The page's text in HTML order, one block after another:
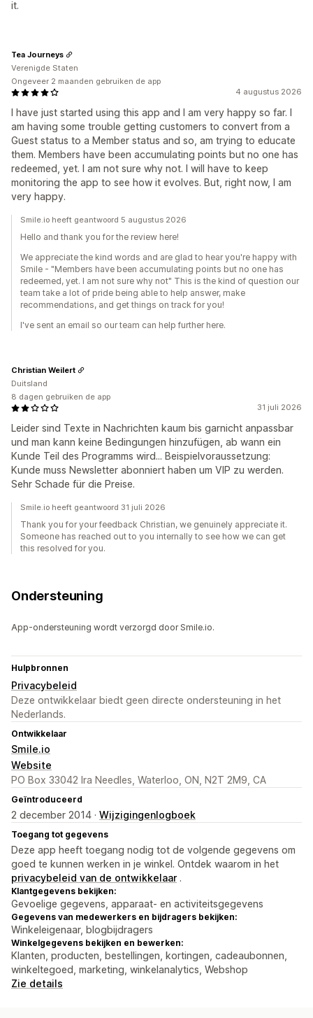
it.
4 augustus 2026
I have just started using this app and I am very happy so far. I
am having some trouble getting customers to convert from a
Guest status to a Member status and so, am trying to educate
them. Members have been accumulating points but no one has
redeemed, yet. I am not sure why not. I will have to keep
monitoring the app to see how it evolves. But, right now, I am
very happy.
Tea Journeys
Verenigde Staten
Ongeveer 2 maanden gebruiken de app
Smile.io heeft geantwoord 5 augustus 2026
Hello and thank you for the review here!
We appreciate the kind words and are glad to hear you're happy with
Smile - "Members have been accumulating points but no one has
redeemed, yet. I am not sure why not" This is the kind of question our
team take a lot of pride being able to help answer, make
recommendations, and get things on track for you!
I've sent an email so our team can help further here.
31 juli 2026
Leider sind Texte in Nachrichten kaum bis garnicht anpassbar
und man kann keine Bedingungen hinzufügen, ab wann ein
Kunde Teil des Programms wird... Beispielvoraussetzung:
Kunde muss Newsletter abonniert haben um VIP zu werden.
Sehr Schade für die Preise.
Christian Weilert
Duitsland
8 dagen gebruiken de app
Smile.io heeft geantwoord 31 juli 2026
Thank you for your feedback Christian, we genuinely appreciate it.
Someone has reached out to you internally to see how we can get
this resolved for you.
Ondersteuning
App-ondersteuning wordt verzorgd door Smile.io.
Hulpbronnen
Privacybeleid
Deze ontwikkelaar biedt geen directe ondersteuning in het
Nederlands.
Ontwikkelaar
Smile.io
Website
PO Box 33042 Ira Needles, Waterloo, ON, N2T 2M9, CA
Geïntroduceerd
2 december 2014 · Wijzigingenlogboek
Toegang tot gegevens
Deze app heeft toegang nodig tot de volgende gegevens om
goed te kunnen werken in je winkel. Ontdek waarom in het
privacybeleid van de ontwikkelaar .
Klantgegevens bekijken:
Gevoelige gegevens, apparaat- en activiteitsgegevens
Gegevens van medewerkers en bijdragers bekijken:
Winkeleigenaar, blogbijdragers
Winkelgegevens bekijken en bewerken:
Klanten, producten, bestellingen, kortingen, cadeaubonnen,
winkeltegoed, marketing, winkelanalytics, Webshop
Zie details